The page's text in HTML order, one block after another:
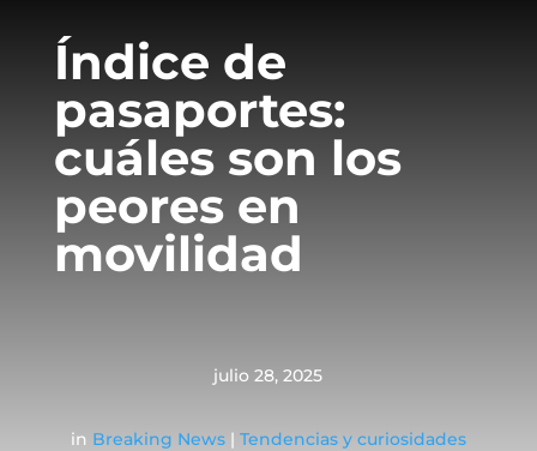
Índice de
pasaportes:
cuáles son los
peores en
movilidad
julio 28, 2025
in Breaking News| Tendencias y curiosidades